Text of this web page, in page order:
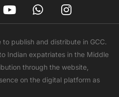
Y
o
u
t
u
b
e
W
h
a
t
s
a
p
p
I
n
s
t
a
g
r
a
publish and distribute in GCC.
Indian expatriates in the Middle
through the website,
on the digital platform as